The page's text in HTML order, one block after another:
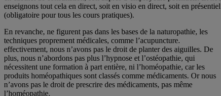
enseignons tout cela en direct, soit en visio en direct, soit en présentiel
(obligatoire pour tous les cours pratiques).
En revanche, ne figurent pas dans les bases de la naturopathie, les
techniques proprement médicales, comme l’acupuncture.
effectivement, nous n’avons pas le droit de planter des aiguilles. De
plus, nous n’abordons pas plus l’hypnose et l’ostéopathie, qui
nécessitent une formation à part entière, ni l’homéopathie, car les
produits homéopathiques sont classés comme médicaments. Or nous
n’avons pas le droit de prescrire des médicaments, pas même
l’homéopathie.